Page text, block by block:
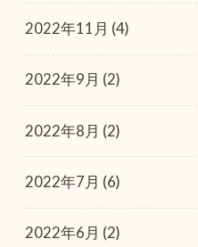
2022年11月 (4)
2022年9月 (2)
2022年8月 (2)
2022年7月 (6)
2022年6月 (2)